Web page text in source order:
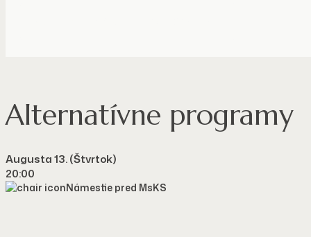
Alternatívne programy
Augusta 13. (štvrtok)
20:00
Námestie pred MsKS